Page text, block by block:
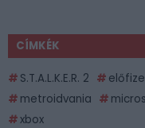
CÍMKÉK
S.T.A.L.K.E.R. 2
metroidvania
xbox